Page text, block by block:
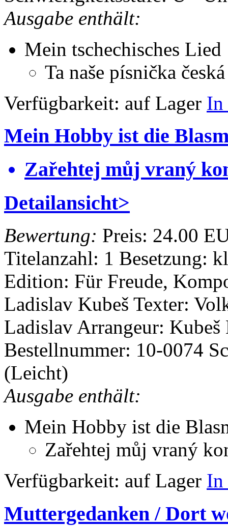
Ausgabe enthält:
Mein tschechisches Lied
Ta naše písnička česká
Verfügbarkeit: auf Lager In
Mein Hobby ist die
Zařehtej můj vraný
Detailansicht>
Bewertung: Preis: 24.00
Titelanzahl: 1 Besetzung:
Edition: Für Freude,
Ladislav Kubeš Texter:
Ladislav Arrangeur:
Bestellnummer: 10-0074
(Leicht)
Ausgabe enthält:
Mein Hobby ist die
Zařehtej můj vraný
Verfügbarkeit: auf Lager In
Muttergedanken / Dort